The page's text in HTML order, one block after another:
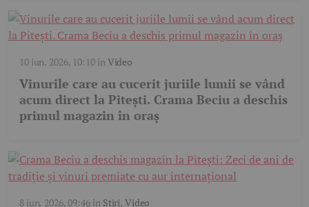
10 iun. 2026, 10:10înVideo
Vinurile care au cucerit juriile lumii se vând
acum direct la Pitești. Crama Beciu a deschis
primul magazin în oraș
8 iun. 2026, 09:46în Știri,Video